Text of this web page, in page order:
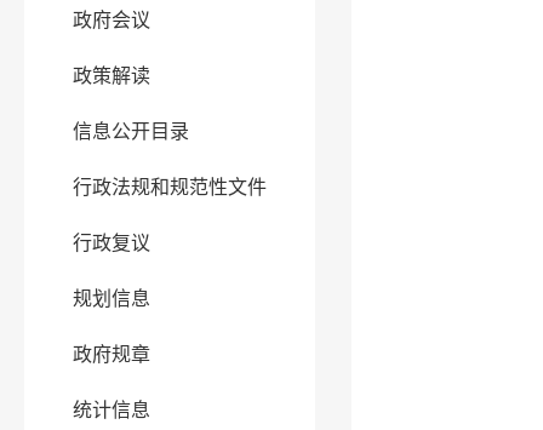
政府会议
政策解读
信息公开目录
行政法规和规范性文件
行政复议
规划信息
政府规章
统计信息